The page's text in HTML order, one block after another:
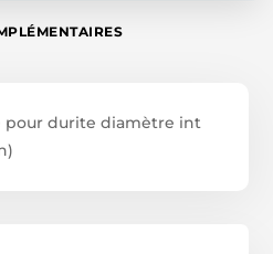
pour durite diamètre int